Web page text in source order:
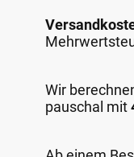
Wir
pauschal mit